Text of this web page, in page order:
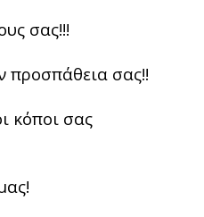
σας!!!
προσπάθεια σας!!
κόποι σας